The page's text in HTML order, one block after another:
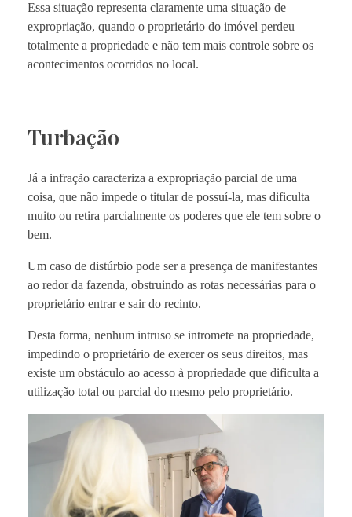
Essa situação representa claramente uma situação de
expropriação, quando o proprietário do imóvel perdeu
totalmente a propriedade e não tem mais controle sobre os
acontecimentos ocorridos no local.
Turbação
Já a infração caracteriza a expropriação parcial de uma
coisa, que não impede o titular de possuí-la, mas dificulta
muito ou retira parcialmente os poderes que ele tem sobre o
bem.
Um caso de distúrbio pode ser a presença de manifestantes
ao redor da fazenda, obstruindo as rotas necessárias para o
proprietário entrar e sair do recinto.
Desta forma, nenhum intruso se intromete na propriedade,
impedindo o proprietário de exercer os seus direitos, mas
existe um obstáculo ao acesso à propriedade que dificulta a
utilização total ou parcial do mesmo pelo proprietário.